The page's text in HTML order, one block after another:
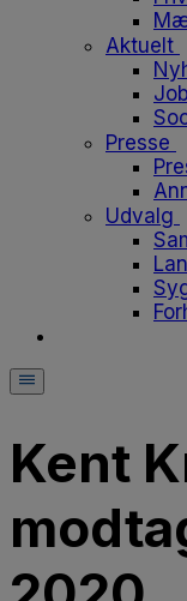
Aktuelt
Presse
Udvalg
Kent